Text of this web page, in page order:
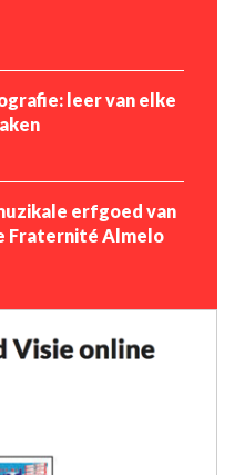
leer van elke
erfgoed van
Fraternité Almelo